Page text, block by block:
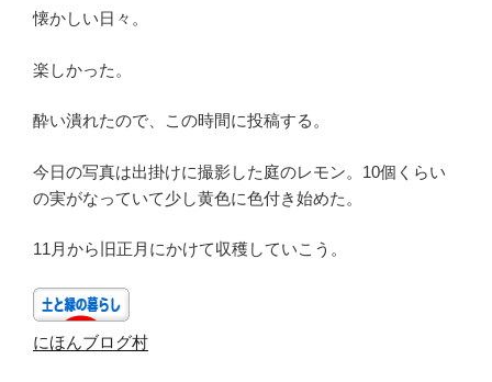
懐かしい日々。
楽しかった。
酔い潰れたので、この時間に投稿する。
今日の写真は出掛けに撮影した庭のレモン。10個くらい
の実がなっていて少し黄色に色付き始めた。
11月から旧正月にかけて収穫していこう。
にほんブログ村